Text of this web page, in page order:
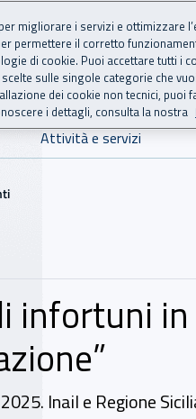
Attività e servizi
infortuni
Inail e Regione
migliorare i servizi e ottimizzare
permettere il corretto
di cookie. Puoi accettare tutti i
sulle singole categorie che
dei cookie non tecnici, puoi
i dettagli, consulta la nostra